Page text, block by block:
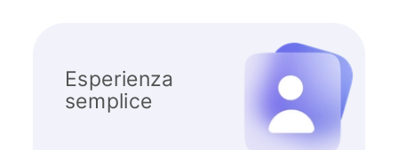
Esperienza
semplice